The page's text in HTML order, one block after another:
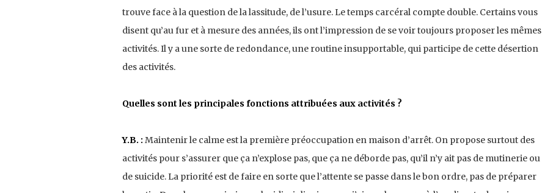
trouve face à la question de la lassitude, de l’usure. Le temps carcéral compte double. Certains vous
disent qu’au fur et à mesure des années, ils ont l’impression de se voir toujours proposer les mêmes
activités. Il y a une sorte de redondance, une routine insupportable, qui participe de cette désertion
des activités.
Quelles sont les principales fonctions attribuées aux activités ?
Y.B. : Maintenir le calme est la première préoccupation en maison d’arrêt. On propose surtout des
activités pour s’assurer que ça n’explose pas, que ça ne déborde pas, qu’il n’y ait pas de mutinerie ou
de suicide. La priorité est de faire en sorte que l’attente se passe dans le bon ordre, pas de préparer